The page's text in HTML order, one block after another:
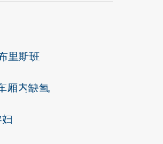
里斯班
厢内缺氧